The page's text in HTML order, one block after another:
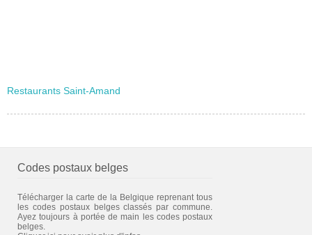
Restaurants Saint-Amand
Codes postaux belges
Télécharger la carte de la Belgique reprenant tous
les codes postaux belges classés par commune.
Ayez toujours à portée de main les codes postaux
belges.